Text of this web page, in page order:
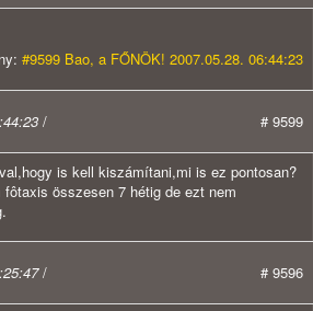
#9599 Bao, a FŐNÖK! 2007.05.28. 06:44:23
/ # 9599
is kell kiszámítani,mi is ez pontosan?
összesen 7 hétig de ezt nem
/ # 9596